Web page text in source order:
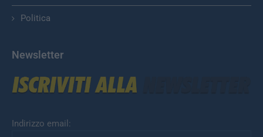
Politica
Newsletter
Indirizzo email: